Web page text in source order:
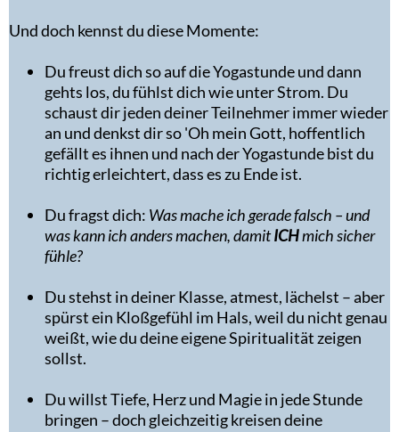
Und doch kennst du diese Momente:
Du freust dich so auf die Yogastunde und dann
gehts los, du fühlst dich wie unter Strom. Du
schaust dir jeden deiner Teilnehmer immer wieder
an und denkst dir so 'Oh mein Gott, hoffentlich
gefällt es ihnen und nach der Yogastunde bist du
richtig erleichtert, dass es zu Ende ist.
Du fragst dich: Was mache ich gerade falsch – und
was kann ich anders machen, damitICHmich sicher
fühle?
Du stehst in deiner Klasse, atmest, lächelst – aber
spürst ein Kloßgefühl im Hals, weil du nicht genau
weißt, wie du deine eigene Spiritualität zeigen
sollst.
Du willst Tiefe, Herz und Magie in jede Stunde
bringen – doch gleichzeitig kreisen deine